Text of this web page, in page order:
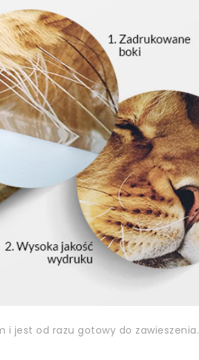
i jest od razu gotowy do zawieszenia.